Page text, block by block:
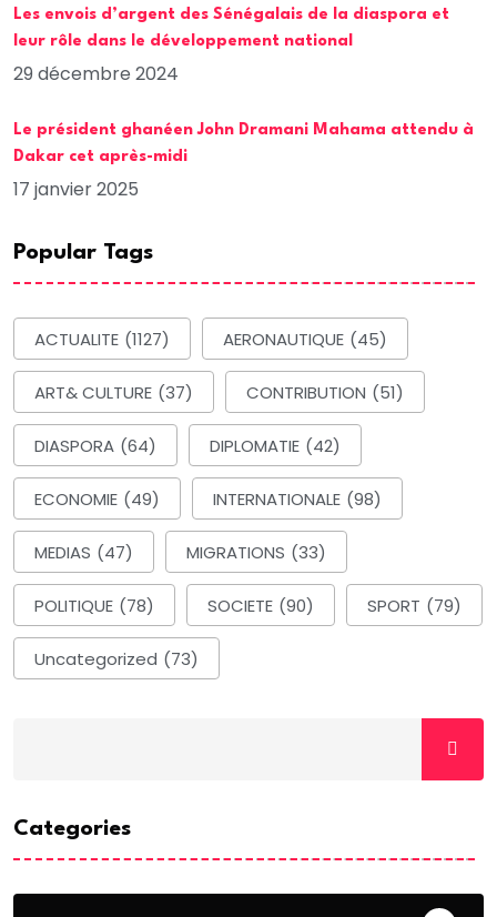
Les envois d’argent des Sénégalais de la diaspora et
leur rôle dans le développement national
29 décembre 2024
Le président ghanéen John Dramani Mahama attendu à
Dakar cet après-midi
17 janvier 2025
Popular Tags
ACTUALITE (1127) AERONAUTIQUE (45)
ART& CULTURE (37) CONTRIBUTION (51)
DIASPORA (64) DIPLOMATIE (42)
ECONOMIE (49) INTERNATIONALE (98)
MEDIAS (47) MIGRATIONS (33)
POLITIQUE (78) SOCIETE (90) SPORT (79)
Uncategorized (73)
Categories